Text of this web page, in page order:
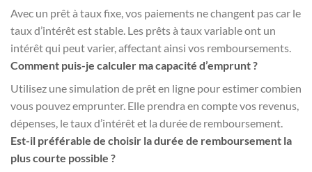
Avec un prêt à taux fixe, vos paiements ne changent pas car le
taux d’intérêt est stable. Les prêts à taux variable ont un
intérêt qui peut varier, affectant ainsi vos remboursements.
Comment puis-je calculer ma capacité d’emprunt ?
Utilisez une simulation de prêt en ligne pour estimer combien
vous pouvez emprunter. Elle prendra en compte vos revenus,
dépenses, le taux d’intérêt et la durée de remboursement.
Est-il préférable de choisir la durée de remboursement la
plus courte possible ?